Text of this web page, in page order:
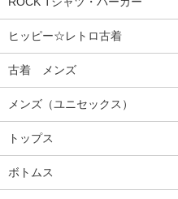
ヒッピー☆レトロ古着
古着 メンズ
メンズ（ユニセックス）
トップス
ボトムス